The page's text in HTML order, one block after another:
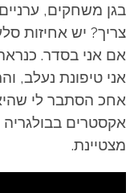
בגן משחקים,
צריך? יש אחיזות
אם אני בסדר.
אני טיפונת נעלב,
אחכ הסתבר לי שהיא
אקסטרים בבולגריה
מצטיינת.